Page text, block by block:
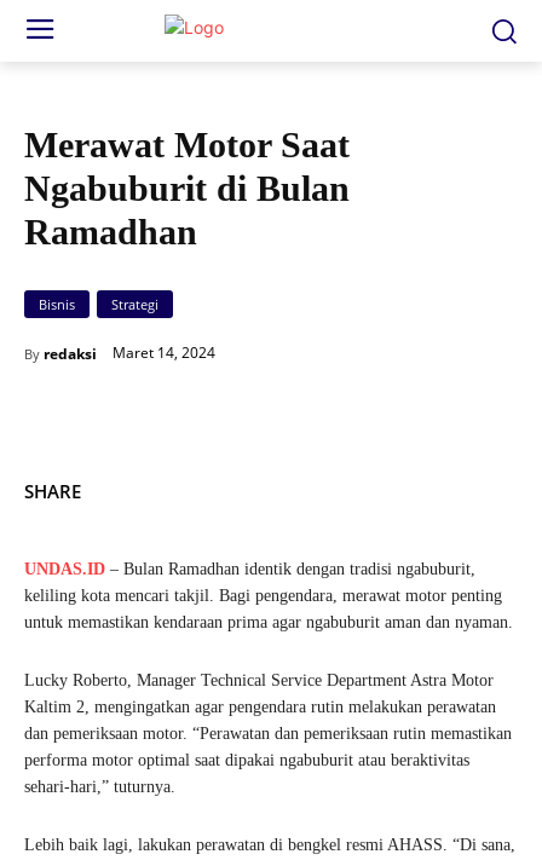
Merawat Motor Saat
Ngabuburit di Bulan
Ramadhan
Bisnis Strategi
By redaksi Maret 14, 2024
SHARE
UNDAS.ID – Bulan Ramadhan identik dengan tradisi ngabuburit,
keliling kota mencari takjil. Bagi pengendara, merawat motor penting
untuk memastikan kendaraan prima agar ngabuburit aman dan nyaman.
Lucky Roberto, Manager Technical Service Department Astra Motor
Kaltim 2, mengingatkan agar pengendara rutin melakukan perawatan
dan pemeriksaan motor. “Perawatan dan pemeriksaan rutin memastikan
performa motor optimal saat dipakai ngabuburit atau beraktivitas
sehari-hari,” tuturnya.
Lebih baik lagi, lakukan perawatan di bengkel resmi AHASS. “Di sana,